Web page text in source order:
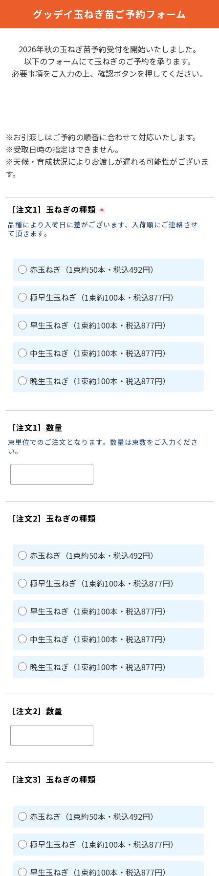
グッデイ玉ねぎ苗ご予約フォーム
2026年秋の玉ねぎ苗予約受付を開始いたしました。
以下のフォームにて玉ねぎのご予約を承ります。
必要事項をご入力の上、確認ボタンを押してください。
※お引渡しはご予約の順番に合わせて対応いたします。
※受取日時の指定はできません。
※天候・育成状況によりお渡しが遅れる可能性がございま
す。
［注文1］玉ねぎの種類 ＊
品種により入荷日に差がございます、入荷順にご連絡させ
て頂きます。
赤玉ねぎ（1束約50本・税込492円）
極早生玉ねぎ（1束約100本・税込877円）
早生玉ねぎ（1束約100本・税込877円）
中生玉ねぎ（1束約100本・税込877円）
晩生玉ねぎ（1束約100本・税込877円）
［注文1］数量
束単位でのご注文となります。数量は束数をご入力くださ
い。
［注文2］玉ねぎの種類
赤玉ねぎ（1束約50本・税込492円）
極早生玉ねぎ（1束約100本・税込877円）
早生玉ねぎ（1束約100本・税込877円）
中生玉ねぎ（1束約100本・税込877円）
晩生玉ねぎ（1束約100本・税込877円）
［注文2］数量
［注文3］玉ねぎの種類
赤玉ねぎ（1束約50本・税込492円）
極早生玉ねぎ（1束約100本・税込877円）
早生玉ねぎ（1束約100本・税込877円）